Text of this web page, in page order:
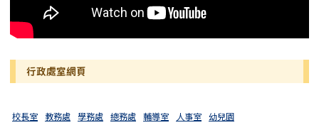
行政處室網頁
校長室 教務處 學務處 總務處 輔導室 人事室 幼兒園